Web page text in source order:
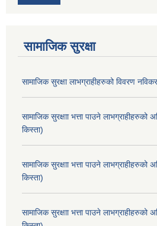
सामाजिक सुरक्षा
सामाजिक सुरक्षा लाभग्राहीहरुको विवरण
सामाजिक सुरक्षाा भत्ता पाउने
किस्ता)
सामाजिक सुरक्षाा भत्ता पाउने
किस्ता)
सामाजिक सुरक्षाा भत्ता पाउने